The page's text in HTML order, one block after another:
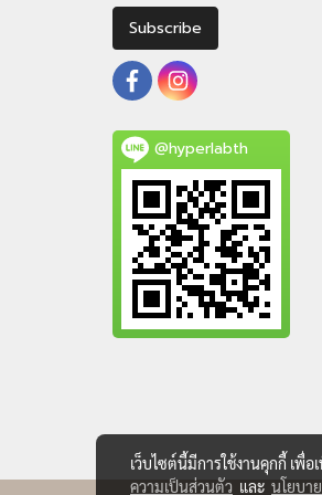
Subscribe
@hyperlabth
เว็บไซต์นี้มีการใช้งานคุกกี้ เพื่
ความเป็นส่วนตัว และ นโยบา